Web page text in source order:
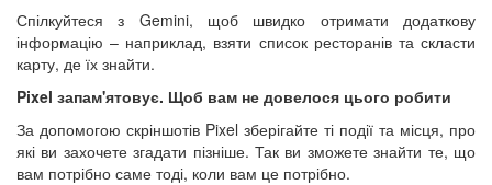
Спілкуйтеся з Gemini, щоб швидко отримати додаткову
інформацію – наприклад, взяти список ресторанів та скласти
карту, де їх знайти.
Pixel запам'ятовує. Щоб вам не довелося цього робити
За допомогою скріншотів Pixel зберігайте ті події та місця, про
які ви захочете згадати пізніше. Так ви зможете знайти те, що
вам потрібно саме тоді, коли вам це потрібно.